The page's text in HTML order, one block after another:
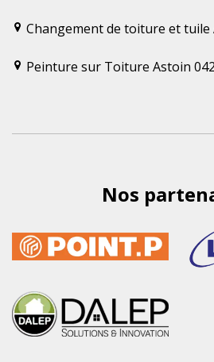
Changement de toiture et tuile
Peinture sur Toiture Astoin
Nos